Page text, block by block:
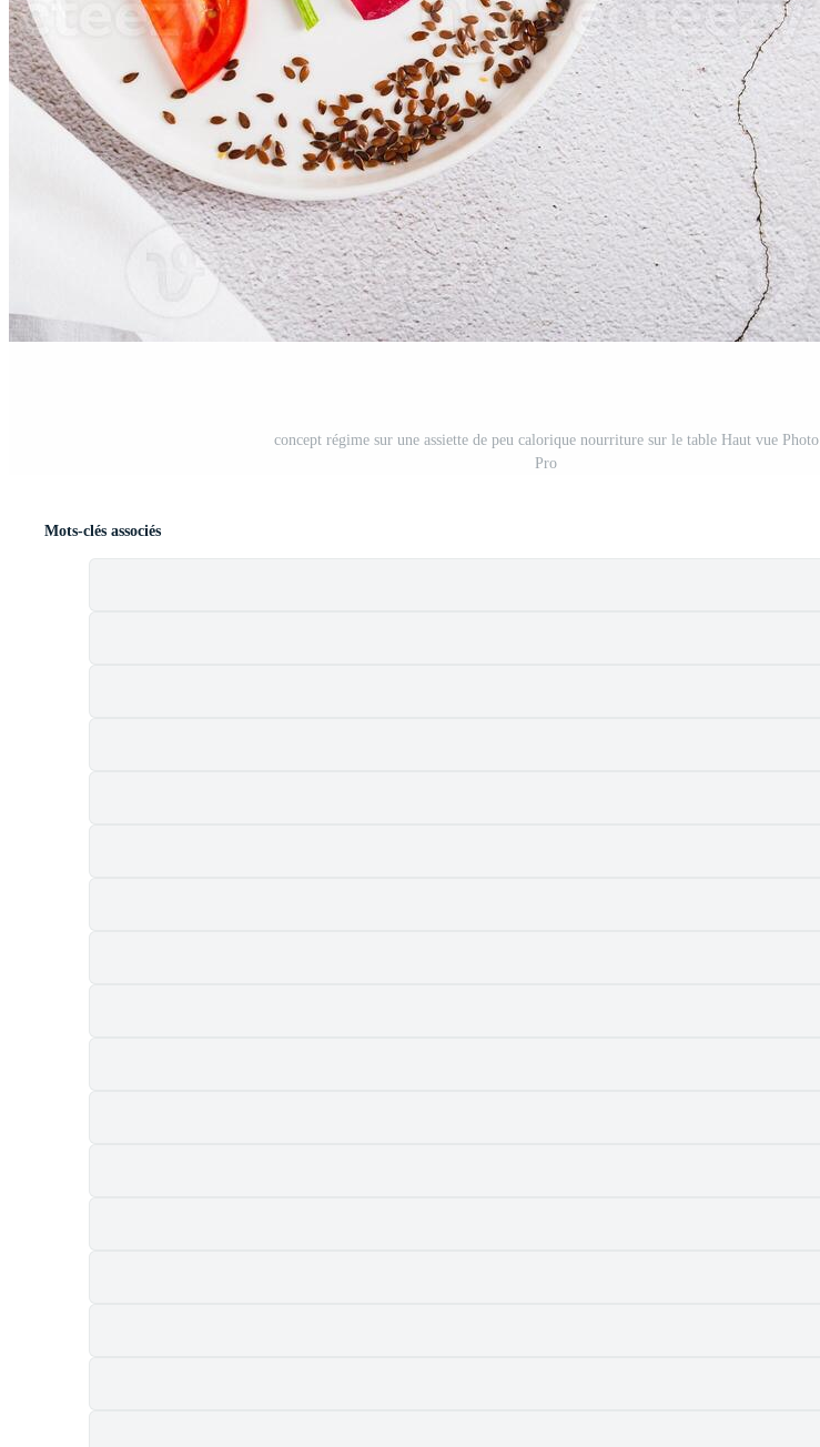
concept régime sur une assiette de peu calorique nourriture sur le table Haut vue Photo
Pro
Mots-clés associés